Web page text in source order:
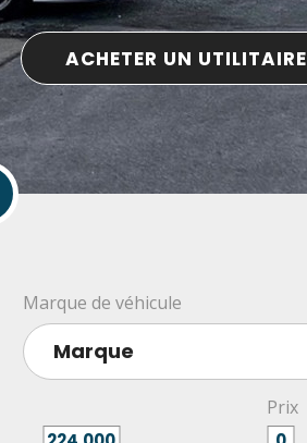
ACHETER UN UTILITAIRE
Marque de véhicule
Prix